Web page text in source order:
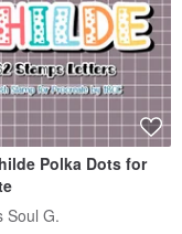
Polka Dots for
Soul G.